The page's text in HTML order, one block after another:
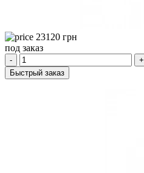
23120 грн
под заказ
- +
Быстрый заказ